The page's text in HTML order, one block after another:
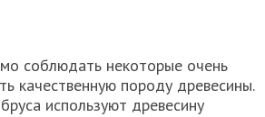
соблюдать некоторые очень
качественную породу древесины.
используют древесину